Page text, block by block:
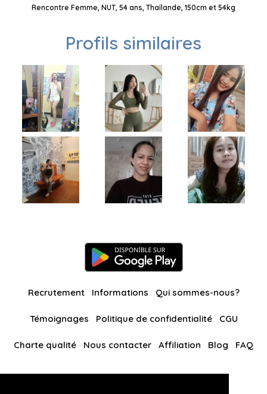
Rencontre Femme, NUT, 54 ans, Thaïlande, 150cm et 54kg
Profils similaires
Recrutement Informations Qui sommes-nous?
Témoignages Politique de confidentialité CGU
Charte qualité Nous contacter Affiliation Blog FAQ